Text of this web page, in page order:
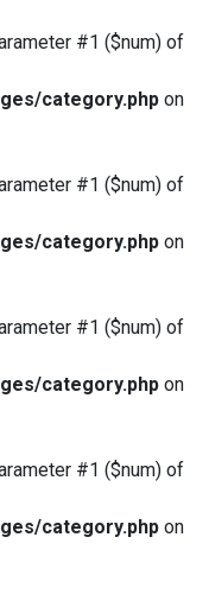
#1 ($num) of
category.php on
#1 ($num) of
category.php on
#1 ($num) of
category.php on
#1 ($num) of
category.php on